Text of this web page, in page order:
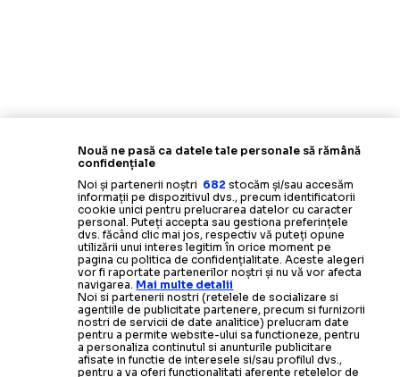
Nouă ne pasă ca datele tale personale să rămână
confidențiale
Noi și partenerii noștri 682 stocăm și/sau accesăm
informații pe dispozitivul dvs., precum identificatorii
cookie unici pentru prelucrarea datelor cu caracter
personal. Puteți accepta sau gestiona preferințele
dvs. făcând clic mai jos, respectiv vă puteți opune
utilizării unui interes legitim în orice moment pe
pagina cu politica de confidențialitate. Aceste alegeri
vor fi raportate partenerilor noștri și nu vă vor afecta
navigarea. Mai multe detalii
Noi si partenerii nostri (retelele de socializare si
agentiile de publicitate partenere, precum si furnizorii
nostri de servicii de date analitice) prelucram date
pentru a permite website-ului sa functioneze, pentru
a personaliza continutul si anunturile publicitare
afisate in functie de interesele si/sau profilul dvs.,
pentru a va oferi functionalitati aferente retelelor de